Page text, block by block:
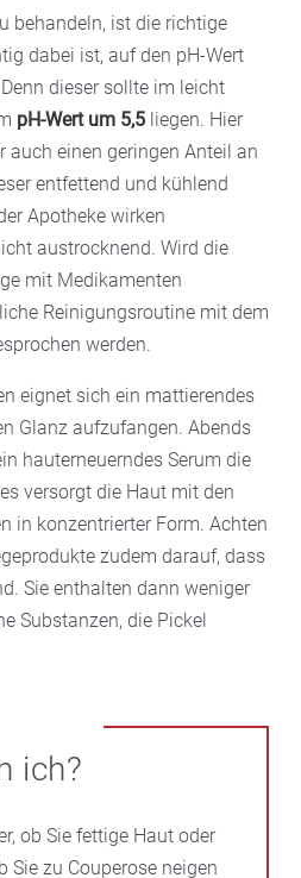
behandeln, ist die richtige
dabei ist, auf den pH-Wert
dieser sollte im leicht
pH-Wert um 5,5 liegen. Hier
auch einen geringen Anteil an
entfettend und kühlend
Apotheke wirken
austrocknend. Wird die
mit Medikamenten
Reinigungsroutine mit dem
werden.
eignet sich ein mattierendes
Glanz aufzufangen. Abends
hauterneuerndes Serum die
versorgt die Haut mit den
in konzentrierter Form. Achten
zudem darauf, dass
Sie enthalten dann weniger
Substanzen, die Pickel
ich?
ob Sie fettige Haut oder
Sie zu Couperose neigen